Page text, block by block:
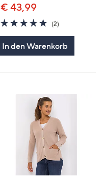
€ 43,99
5.0
von
(2)2
In den Warenkorb